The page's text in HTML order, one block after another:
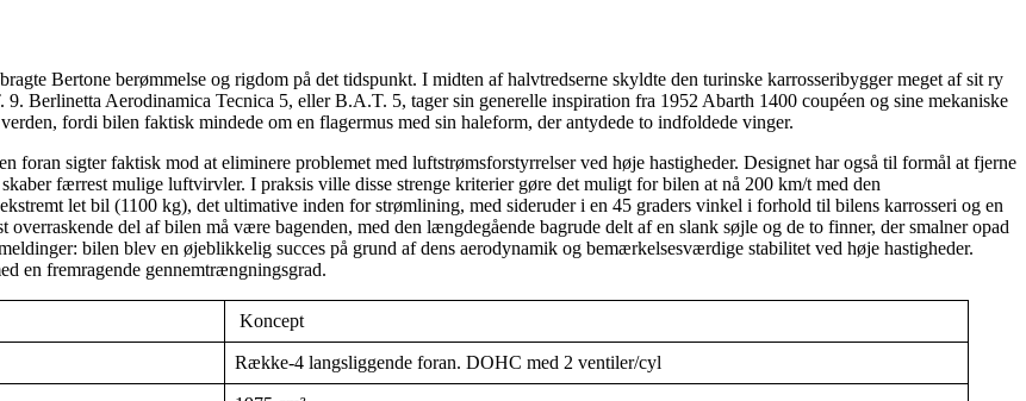
Bertone berømmelse og rigdom på det tidspunkt. I midten af halvtredserne skyldte den turinske karrosseribygger meget af sit ry
Aerodinamica Tecnica 5, eller B.A.T. 5, tager sin generelle inspiration fra 1952 Abarth 1400 coupéen og sine mekaniske
fordi bilen faktisk mindede om en flagermus med sin haleform, der antydede to indfoldede vinger.
foran sigter faktisk mod at eliminere problemet med luftstrømsforstyrrelser ved høje hastigheder. Designet har også til formål at fjerne
færrest mulige luftvirvler. I praksis ville disse strenge kriterier gøre det muligt for bilen at nå 200 km/t med den
let bil (1100 kg), det ultimative inden for strømlining, med sideruder i en 45 graders vinkel i forhold til bilens karrosseri og en
del af bilen må være bagenden, med den længdegående bagrude delt af en slank søjle og de to finner, der smalner opad
bilen blev en øjeblikkelig succes på grund af dens aerodynamik og bemærkelsesværdige stabilitet ved høje hastigheder.
en fremragende gennemtrængningsgrad.
Koncept
Række-4 langsliggende foran. DOHC med 2 ventiler/cyl